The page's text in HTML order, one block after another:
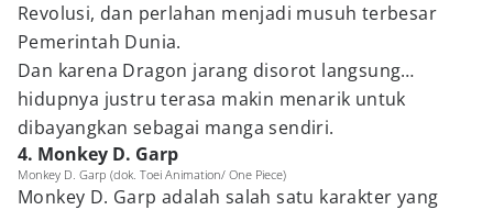
Revolusi, dan perlahan menjadi musuh terbesar
Pemerintah Dunia.
Dan karena Dragon jarang disorot langsung…
hidupnya justru terasa makin menarik untuk
dibayangkan sebagai manga sendiri.
4. Monkey D. Garp
Monkey D. Garp (dok. Toei Animation/ One Piece)
Monkey D. Garp adalah salah satu karakter yang